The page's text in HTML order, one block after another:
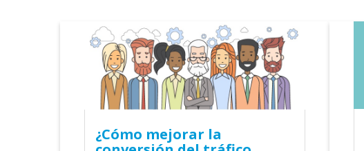
¿Cómo mejorar la